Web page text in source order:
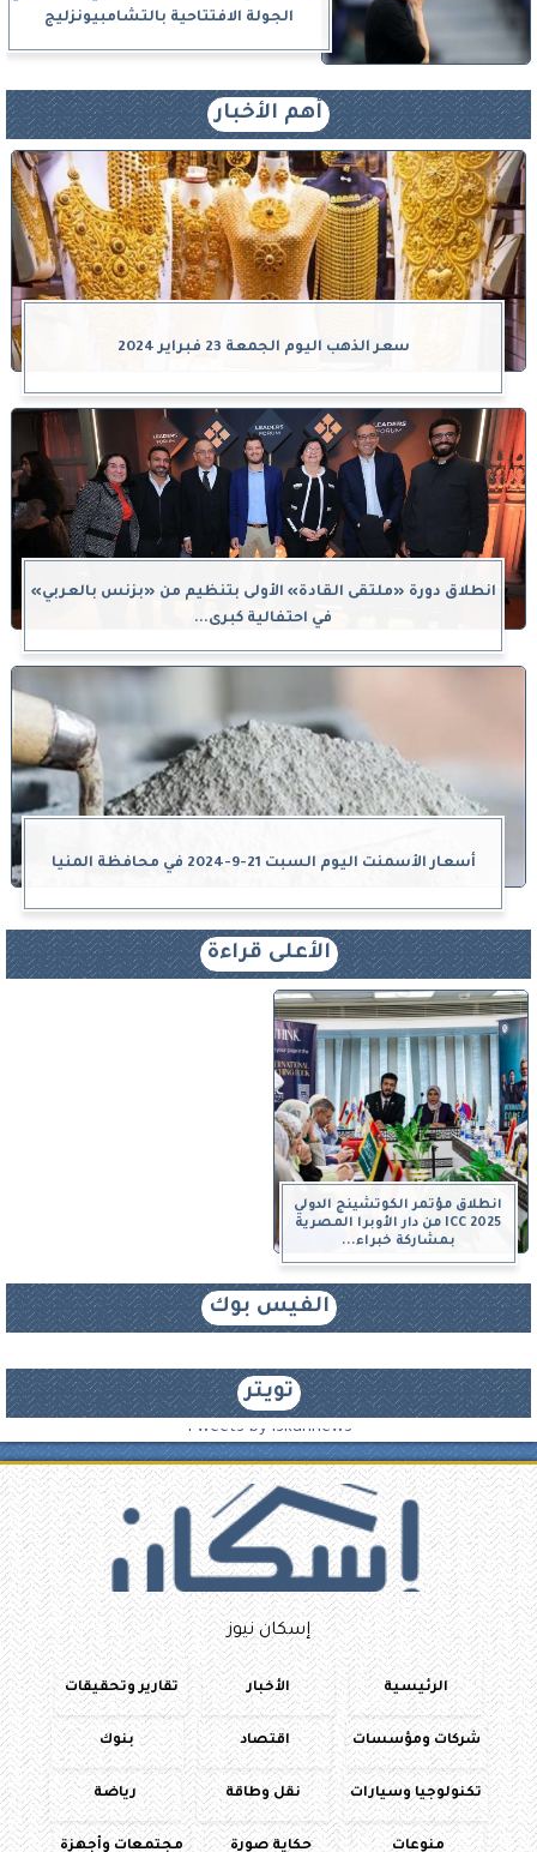
الجولة الافتتاحية بالتشامبيونزليج
أهم الأخبار
سعر الذهب اليوم الجمعة 23 فبراير 2024
انطلاق دورة «ملتقى القادة» الأولى بتنظيم من «بزنس بالعربي»
في احتفالية كبرى...
أسعار الأسمنت اليوم السبت 21-9-2024 في محافظة المنيا
الأعلى قراءة
انطلاق مؤتمر الكوتشينج الدولي
ICC 2025 من دار الأوبرا المصرية
بمشاركة خبراء...
الفيس بوك
تويتر
Tweets by iskannews
إسكان نيوز
الرئيسية الأخبار تقارير وتحقيقات
شركات ومؤسسات اقتصاد بنوك
تكنولوجيا وسيارات نقل وطاقة رياضة
منوعات حكاية صورة مجتمعات وأجهزة